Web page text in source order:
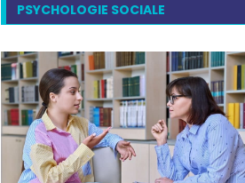
PSYCHOLOGIE SOCIALE